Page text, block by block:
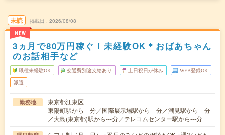
未読
NEW
掲載日 2026/08/08
3ヵ月で80万円稼ぐ！未経験OK＊おばあちゃん
のお話相手など
職種未経験OK 交通費別途支給あり 土日祝日が休み WEB登録OK
派遣
勤務地
東京都江東区
東陽町駅から---分／国際展示場駅から---分／潮見駅から---分
／大島(東京都)駅から---分／テレコムセンター駅から---分